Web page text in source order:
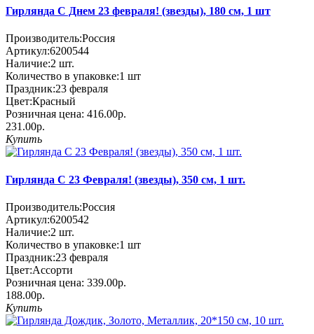
Гирлянда С Днем 23 февраля! (звезды), 180 см, 1 шт
Производитель:Россия
Артикул:6200544
Наличие:2 шт.
Количество в упаковке:1 шт
Праздник:23 февраля
Цвет:Красный
Розничная цена: 416.00р.
231.00р.
Купить
Гирлянда С 23 Февраля! (звезды), 350 см, 1 шт.
Производитель:Россия
Артикул:6200542
Наличие:2 шт.
Количество в упаковке:1 шт
Праздник:23 февраля
Цвет:Ассорти
Розничная цена: 339.00р.
188.00р.
Купить